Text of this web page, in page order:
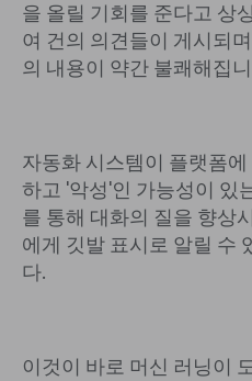
을 올릴 기회를 준다고 상
여 건의 의견들이 게시되
의 내용이 약간 불쾌해집
자동화 시스템이 플랫폼
하고 '악성'인 가능성이 있
를 통해 대화의 질을 향상
에게 깃발 표시로 알릴 수
다.
이것이 바로 머신 러닝이